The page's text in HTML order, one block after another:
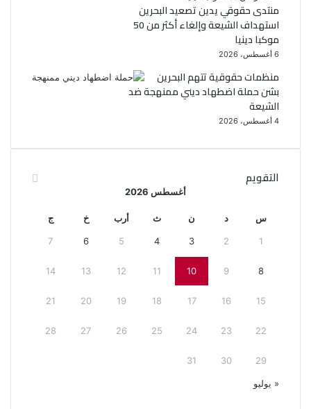
منتدى حقوقي يدين تصعيد البحرين
استهداف الشيعة وإلغاء أكثر من 50
موكبا دينيا
6 أغسطس، 2026
منظمات حقوقية تتهم البحرين
بشن حملة اضطهاد ديني ممنهجة ضد
الشيعة
4 أغسطس، 2026
التقويم
أغسطس 2026
س د ن ث أرب خ ج
1
2
3
4
5
6
7
8
9
10
11
12
13
14
15
16
17
18
19
20
21
22
23
24
25
26
27
28
29
30
31
« يوليو